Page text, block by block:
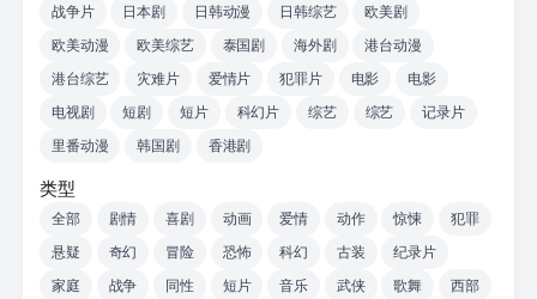
战争片
日本剧 日韩动漫 日韩综艺
欧美剧
欧美动漫
欧美综艺 泰国剧 海外剧
港台动漫
港台综艺
灾难片 爱情片 犯罪片 电影
电影
电视剧
短剧 短片 科幻片 综艺 综艺
记录片
里番动漫
韩国剧 香港剧
类型
全部 剧情 喜剧 动画 爱情 动作 惊悚
犯罪
悬疑
奇幻 冒险 恐怖 科幻 古装
纪录片
家庭
战争 同性 短片 音乐 武侠 歌舞
西部